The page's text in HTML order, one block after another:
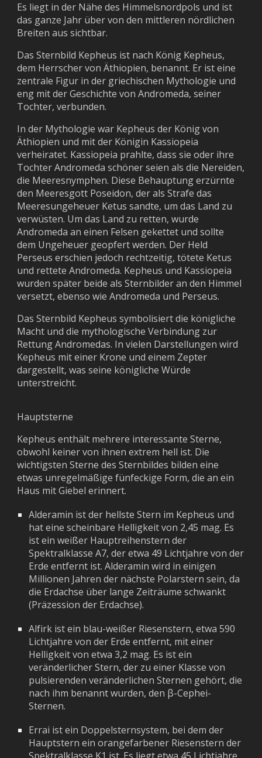
Es liegt in der Nähe des Himmelsnordpols und ist
das ganze Jahr über von den mittleren nördlichen
Breiten aus sichtbar.
Das Sternbild Kepheus ist nach König Kepheus,
dem Herrscher von Äthiopien, benannt. Er ist eine
zentrale Figur in der griechischen Mythologie und
eng mit der Geschichte von Andromeda, seiner
Tochter, verbunden.
In der Mythologie war Kepheus der König von
Äthiopien und mit der Königin Kassiopeia
verheiratet. Kassiopeia prahlte, dass sie oder ihre
Tochter Andromeda schöner seien als die Nereiden,
die Meeresnymphen. Diese Behauptung erzürnte
den Meeresgott Poseidon, der als Strafe das
Meeresungeheuer Ketus sandte, um das Land zu
verwüsten. Um das Land zu retten, wurde
Andromeda an einen Felsen gekettet und sollte
dem Ungeheuer geopfert werden. Der Held
Perseus erschien jedoch rechtzeitig, tötete Ketus
und rettete Andromeda. Kepheus und Kassiopeia
wurden später beide als Sternbilder an den Himmel
versetzt, ebenso wie Andromeda und Perseus.
Das Sternbild Kepheus symbolisiert die königliche
Macht und die mythologische Verbindung zur
Rettung Andromedas. In vielen Darstellungen wird
Kepheus mit einer Krone und einem Zepter
dargestellt, was seine königliche Würde
unterstreicht.
Hauptsterne
Kepheus enthält mehrere interessante Sterne,
obwohl keiner von ihnen extrem hell ist. Die
wichtigsten Sterne des Sternbildes bilden eine
etwas unregelmäßige fünfeckige Form, die an ein
Haus mit Giebel erinnert.
Alderamin ist der hellste Stern im Kepheus und
hat eine scheinbare Helligkeit von 2,45 mag. Es
ist ein weißer Hauptreihenstern der
Spektralklasse A7, der etwa 49 Lichtjahre von der
Erde entfernt ist. Alderamin wird in einigen
Millionen Jahren der nächste Polarstern sein, da
die Erdachse über lange Zeiträume schwankt
(Präzession der Erdachse).
Alfirk ist ein blau-weißer Riesenstern, etwa 590
Lichtjahre von der Erde entfernt, mit einer
Helligkeit von etwa 3,2 mag. Es ist ein
veränderlicher Stern, der zu einer Klasse von
pulsierenden veränderlichen Sternen gehört, die
nach ihm benannt wurden, den β-Cephei-
Sternen.
Errai ist ein Doppelsternsystem, bei dem der
Hauptstern ein orangefarbener Riesenstern der